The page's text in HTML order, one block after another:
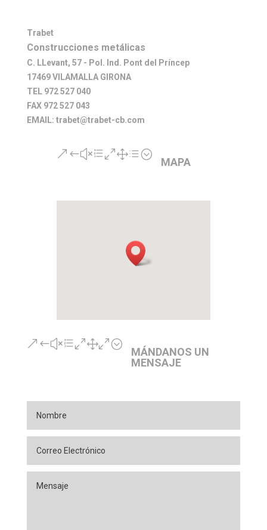
Trabet
Construcciones metálicas
C. LLevant, 57 - Pol. Ind. Pont del Príncep
17469 VILAMALLA GIRONA
TEL 972 527 040
FAX 972 527 043
EMAIL: trabet@trabet-cb.com
&#xe01d;
MAPA
&#xe010;
MÁNDANOS UN
MENSAJE